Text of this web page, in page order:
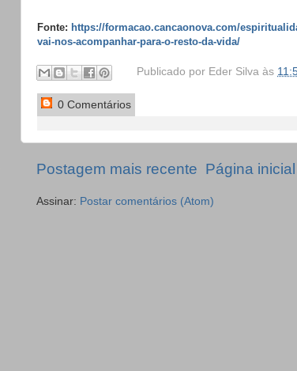
Fonte: https://formacao.cancaonova.com/
vai-nos-acompanhar-para-o-resto-da-vida/
Publicado por Eder Silva às
0 Comentários
Postagem mais recente Página inicial
Assinar: Postar comentários (Atom)